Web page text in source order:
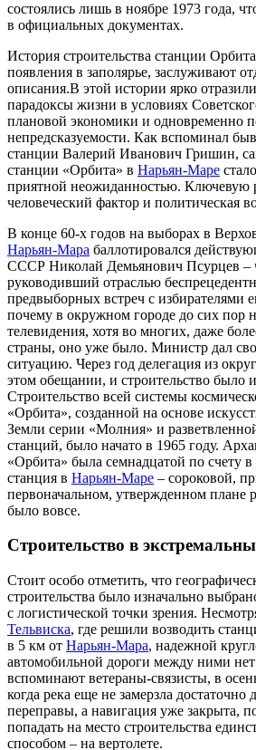
состоялись лишь в ноябре 1973 года,
в официальных документах.
История строительства станции
появления в заполярье, заслуживают
описания.В этой истории ярко
парадоксы жизни в условиях
плановой экономики и одновременно
непредсказуемости. Как вспоминал
станции Валерий Иванович Гришин,
станции «Орбита» в Нарьян-Маре
приятной неожиданностью. Ключевую
человеческий фактор и политическая
В конце 60-х годов на выборах в
Нарьян-Мара баллотировался
СССР Николай Демьянович Псурцев –
руководивший отраслью
предвыборных встреч с избирателями
почему в окружном городе до сих пор
телевидения, хотя во многих, даже
страны, оно уже было. Министр дал
ситуацию. Через год делегация из
этом обещании, и строительство было
Строительство всей системы
«Орбита», созданной на основе
Земли серии «Молния» и
станций, было начато в 1965 году.
«Орбита» была семнадцатой по счету
станция в Нарьян-Маре – сороковой,
первоначальном, утвержденном плане
было вовсе.
Строительство в
Стоит особо отметить, что
строительства было изначально
с логистической точки зрения.
Тельвиска, где решили возводить
в 5 км от Нарьян-Мара, надежной
автомобильной дороги между ними
вспоминают ветераны-связисты, в
когда река еще не замерзла достаточно
переправы, а навигация уже закрыта,
попадать на место строительства
способом – на вертолете.